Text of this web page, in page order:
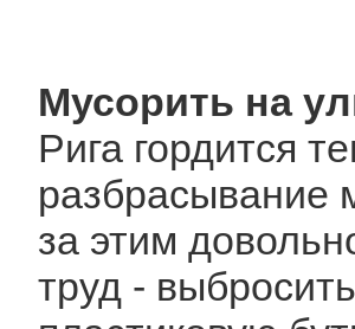
Мусорить на
Рига гордится
разбрасывание
за этим
труд -